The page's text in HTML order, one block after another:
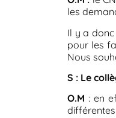
les
Il y a
pour les
Nous
S : Le
O.M : en